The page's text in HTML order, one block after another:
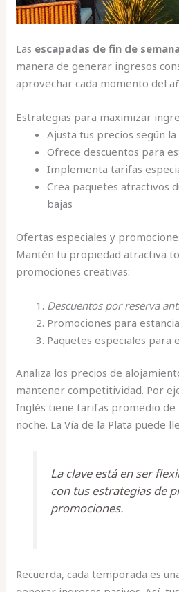
Las escapadas de fin de
manera de generar ingresos
aprovechar cada momento del
Estrategias para maximizar
Ajusta tus precios según
Ofrece descuentos para
Implementa tarifas
Crea paquetes atractivos
bajas
Ofertas especiales y
Mantén tu propiedad atractiva
promociones creativas:
Descuentos por reserva
Promociones para
Paquetes especiales para
Analiza los precios de
mantener competitividad. Por
Inglés tiene tarifas promedio de
noche. La Vía de la Plata puede
La clave está en ser
con tus estrategias de
promociones.
Recuerda, cada temporada es